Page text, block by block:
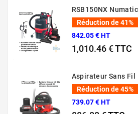
Réduction de 41%
842.05 € HT
1,010.46 €TTC
Réduction de 45%
739.07 € HT